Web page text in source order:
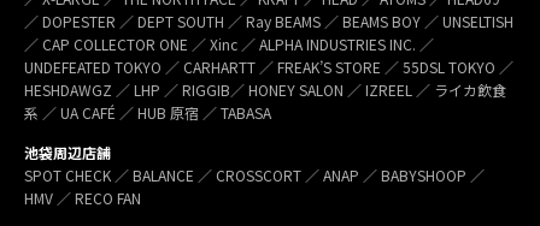
／ DOPESTER ／ DEPT SOUTH ／ Ray BEAMS ／ BEAMS BOY ／ UNSELTISH
／ CAP COLLECTOR ONE ／ Xinc ／ ALPHA INDUSTRIES INC. ／
UNDEFEATED TOKYO ／ CARHARTT ／ FREAK’S STORE ／ 55DSL TOKYO ／
HESHDAWGZ ／ LHP ／ RIGGIB／ HONEY SALON ／ IZREEL ／ ライカ飲食
系 ／ UA CAFÉ ／ HUB 原宿 ／ TABASA
池袋周辺店舗
SPOT CHECK ／ BALANCE ／ CROSSCORT ／ ANAP ／ BABYSHOOP ／
HMV ／ RECO FAN